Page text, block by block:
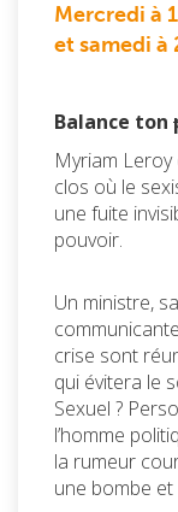
Mercredi à
et samedi à
Balance ton
Myriam
clos où le
une fuite
pouvoir.
Un ministre,
crise sont
qui évitera le
Sexuel ?
l’homme
la rumeur
une bombe et